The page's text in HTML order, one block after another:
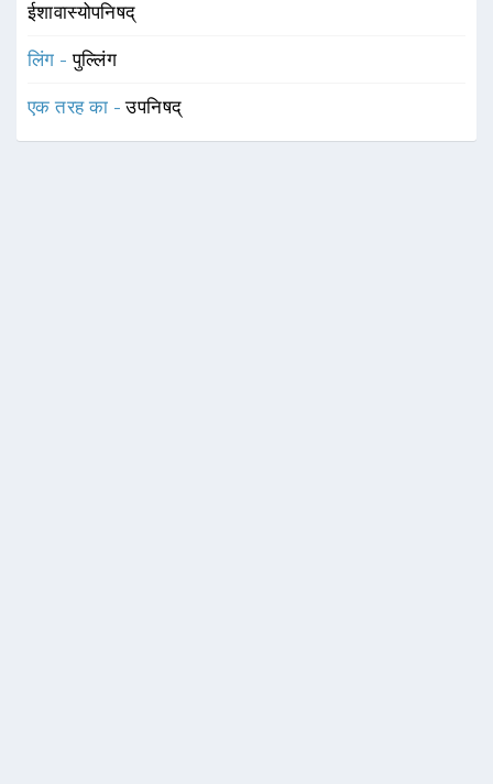
ईशावास्योपनिषद्
लिंग -पुल्लिंग
एक तरह का -उपनिषद्